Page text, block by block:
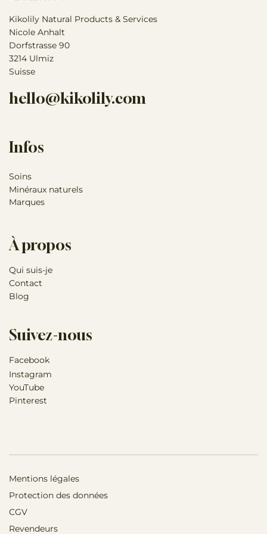
Mentions légales
Protection des données
CGV
Revendeurs
Kikolily Natural Products & Services
Nicole Anhalt
Dorfstrasse 90
3214 Ulmiz
Suisse
hello@kikolily.com
Suivez-nous
Facebook
Instagram
YouTube
Pinterest
Infos
Soins
Minéraux naturels
Marques
À propos
Qui suis-je
Contact
Blog